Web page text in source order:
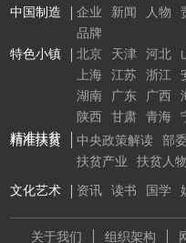
中国制造
企业 新闻 人物
品牌
特色小镇
北京 天津 河北
上海
江苏 浙江
湖南
广东 广西
陕西
甘肃 青海
精准扶贫
文化艺术 资讯 读书 国学
精准扶贫 中央政策解读 部
扶贫产业
扶贫人物
关于我们 组织架构